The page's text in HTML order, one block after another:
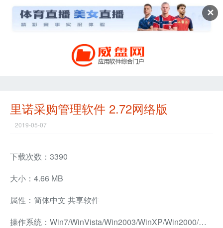
✕
里诺采购管理软件 2.72网络版
2019-05-07
下载次数：3390
大小：4.66 MB
属性：简体中文 共享软件
操作系统：Win7/WinVista/Win2003/WinXP/Win2000/Win8兼容软件